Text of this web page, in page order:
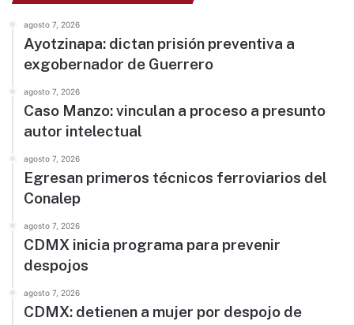
agosto 7, 2026
Ayotzinapa: dictan prisión preventiva a
exgobernador de Guerrero
agosto 7, 2026
Caso Manzo: vinculan a proceso a presunto
autor intelectual
agosto 7, 2026
Egresan primeros técnicos ferroviarios del
Conalep
agosto 7, 2026
CDMX inicia programa para prevenir
despojos
agosto 7, 2026
CDMX: detienen a mujer por despojo de